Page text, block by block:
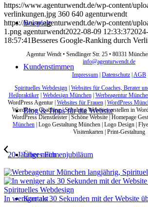
Beispiele
Kundenstimmen
Blog & Tipps für die Website
Über mich
Kontakt
https://www.agenturwendt.de/wp-content/
verlinkungen.jpg 360 640 agenturwendt
https://www.agenturwendt.de/wp-content/
1.png agenturwendt2022-08-09 12:33:37
18:57:41Besseres Google-Ranking durch
Agentur Wendt • Sendlinger Str. 25 • 80331
info@agenturwendt.de
Impressum | Datenschutz |AGB
Spirituelles Webdesign | Websites für Coaches, Berater
Heilpraktiker| Webdesign München| Werbeagentur
WordPress Agentur | Websites für Frauen| WordPress
WordPress Coaching | Schulung Websites erstellen in
WordPress Dienstleister | Schöne Website | Homepage
München | Logo Gestaltung München | Logo Design |
Visitenkarten | Print-Gestaltung
20 Jähriges Firmenjubiläum
In weniger als 30 Sekunden mit der Website